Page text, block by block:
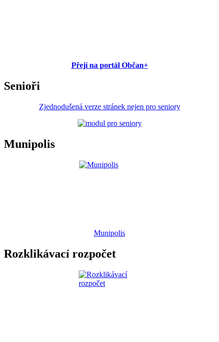
Přejí na portál Občan+
Senioři
Zjednodušená verze stránek nejen pro seniory
Munipolis
Munipolis
Rozklikávací rozpočet